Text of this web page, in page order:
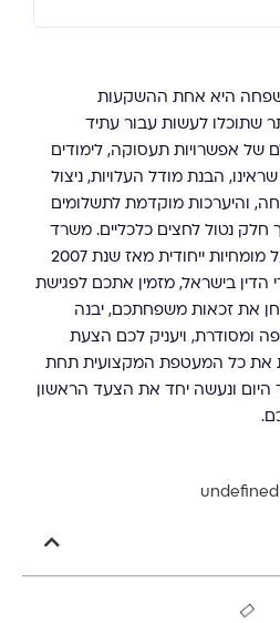
היא אחת ההשקעות
שתוכלו לעשות עבור עתיד
של אפשרויות תעסוקה, לימודים
הבנת מודל העלויות, ניצול
והיערכות מוקדמת לתשלומים
חלק נטול לחצים כלכליים. משרד
עורכי הדין פינקו אלפסי, בעל מומחיות ייחודית מאז שנת 2007
הדין בישראל, מזמין אתכם לפגישת
את זכאות משפחתכם, יבנה
ומסודרת, ויעניק לכם הצעת
את כל המעטפת המקצועית תחת
ונעשה יחד את הצעד הראשון